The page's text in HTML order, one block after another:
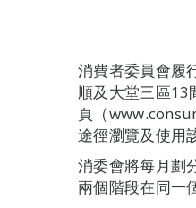
消費者委員會履
順及大堂三區13
頁（
途徑瀏覽及使用
消委會將每月劃
兩個階段在同一